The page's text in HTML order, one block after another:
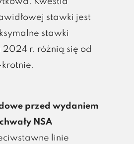
stawki jest
stawki
r. różnią się od
przed wydaniem
NSA
linie